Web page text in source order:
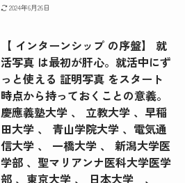
2024年6月26日
【 インターンシップ の序盤】 就
活写真 は最初が肝心。就活中にず
っと使える 証明写真 をスタート
時点から持っておくことの意義。
慶應義塾大学 、 立教大学 、早稲
田大学 、 青山学院大学 、電気通
信大学 、 一橋大学 、 新潟大学医
学部 、聖マリアンナ医科大学医学
部 、東京大学 、 日本大学 、